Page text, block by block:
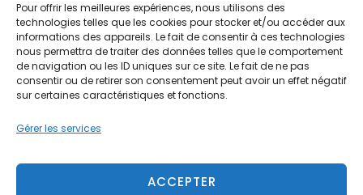
Pour offrir les meilleures expériences, nous utilisons des
technologies telles que les cookies pour stocker et/ou accéder aux
informations des appareils. Le fait de consentir à ces technologies
nous permettra de traiter des données telles que le comportement
de navigation ou les ID uniques sur ce site. Le fait de ne pas
consentir ou de retirer son consentement peut avoir un effet négatif
sur certaines caractéristiques et fonctions.
Gérer les services
ACCEPTER
SAUCES(1)
TARTES SALÉES ET QUICHES(5)
TARTES SUCRÉES